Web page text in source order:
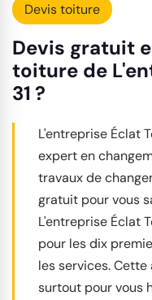
Devis toiture
Devis gratuit
toiture de
31 ?
L'entreprise Éclat
expert en
travaux de
gratuit pour vous
L'entreprise Éclat
pour les dix
les services.
surtout pour vous